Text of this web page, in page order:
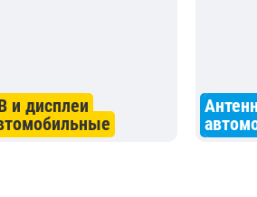
и дисплеи